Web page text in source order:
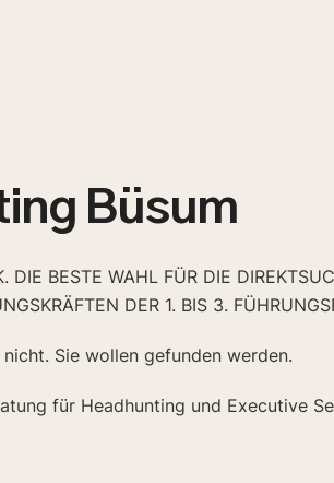
Büsum
DIE BESTE WAHL FÜR DIE
DER 1. BIS 3.
Sie wollen gefunden werden.
für Headhunting und Executive